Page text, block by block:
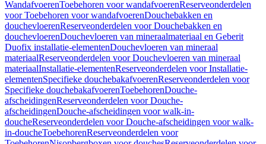
WandafvoerenToebehoren voor wandafvoerenReserveonderdelen
voor Toebehoren voor wandafvoerenDouchebakken en
douchevloerenReserveonderdelen voor Douchebakken en
douchevloerenDouchevloeren van mineraalmateriaal en Geberit
Duofix installatie-elementenDouchevloeren van mineraal
materiaalReserveonderdelen voor Douchevloeren van mineraal
materiaalInstallatie-elementenReserveonderdelen voor Installatie-
elementenSpecifieke douchebakafvoerenReserveonderdelen voor
Specifieke douchebakafvoerenToebehorenDouche-
afscheidingenReserveonderdelen voor Douche-
afscheidingenDouche-afscheidingen voor walk-in-
doucheReserveonderdelen voor Douche-afscheidingen voor walk-
in-doucheToebehorenReserveonderdelen voor